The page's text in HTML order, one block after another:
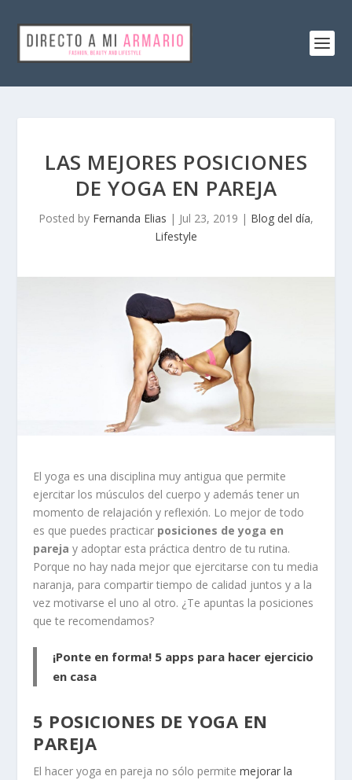
LAS MEJORES POSICIONES
DE YOGA EN PAREJA
Posted by Fernanda Elias | Jul 23, 2019 | Blog del día,
Lifestyle
El yoga es una disciplina muy antigua que permite
ejercitar los músculos del cuerpo y además tener un
momento de relajación y reflexión. Lo mejor de todo
es que puedes practicar posiciones de yoga en
pareja y adoptar esta práctica dentro de tu rutina.
Porque no hay nada mejor que ejercitarse con tu media
naranja, para compartir tiempo de calidad juntos y a la
vez motivarse el uno al otro. ¿Te apuntas la posiciones
que te recomendamos?
¡Ponte en forma! 5 apps para hacer ejercicio
en casa
5 POSICIONES DE YOGA EN
PAREJA
El hacer yoga en pareja no sólo permitemejorar la